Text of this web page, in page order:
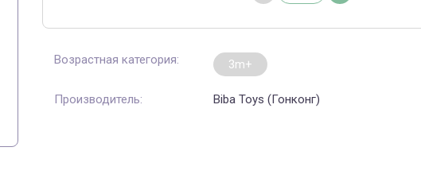
Возрастная категория: 3m+
Производитель: Biba Toys (Гонконг)